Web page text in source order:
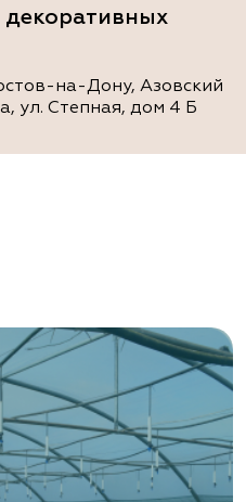
на-Дону, Азовский
ул. Степная, дом 4 Б
на-Дону,
37